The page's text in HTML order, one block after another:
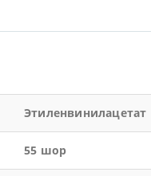
Этиленвинилацетат
55 шор